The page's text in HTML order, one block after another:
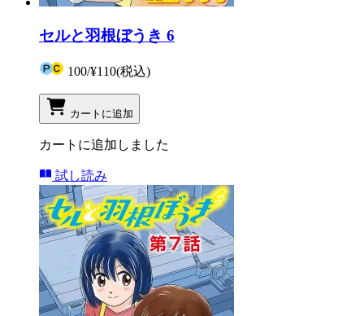
セルと羽根ぼうき 6
100/¥110(税込)
カートに追加
カートに追加しました
試し読み